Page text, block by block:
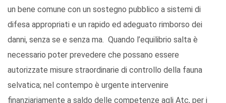
un bene comune con un sostegno pubblico a sistemi di
difesa appropriati e un rapido ed adeguato rimborso dei
danni, senza se e senza ma. Quando l’equilibrio salta è
necessario poter prevedere che possano essere
autorizzate misure straordinarie di controllo della fauna
selvatica; nel contempo è urgente intervenire
finanziariamente a saldo delle competenze agli Atc, per i